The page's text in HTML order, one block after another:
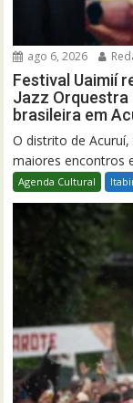
ago 6, 2026
Festival Uaimií
Jazz Orquestra
brasileira em
O distrito de
maiores encontros
Agenda Cultural